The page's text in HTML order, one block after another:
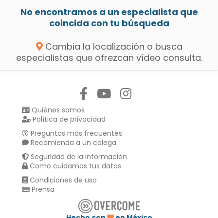
No encontramos a un especialista que
coincida con tu búsqueda
Cambia la localización o busca
especialistas que ofrezcan vídeo consulta.
Quiénes somos
Política de privacidad
Preguntas más frecuentes
Recomienda a un colega
Seguridad de la información
Como cuidamos tus datos
Condiciones de uso
Prensa